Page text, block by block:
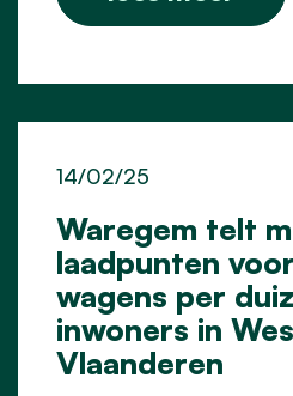
Waregem telt
laadpunten
wagens per
inwoners in
Vlaanderen
14/02/25